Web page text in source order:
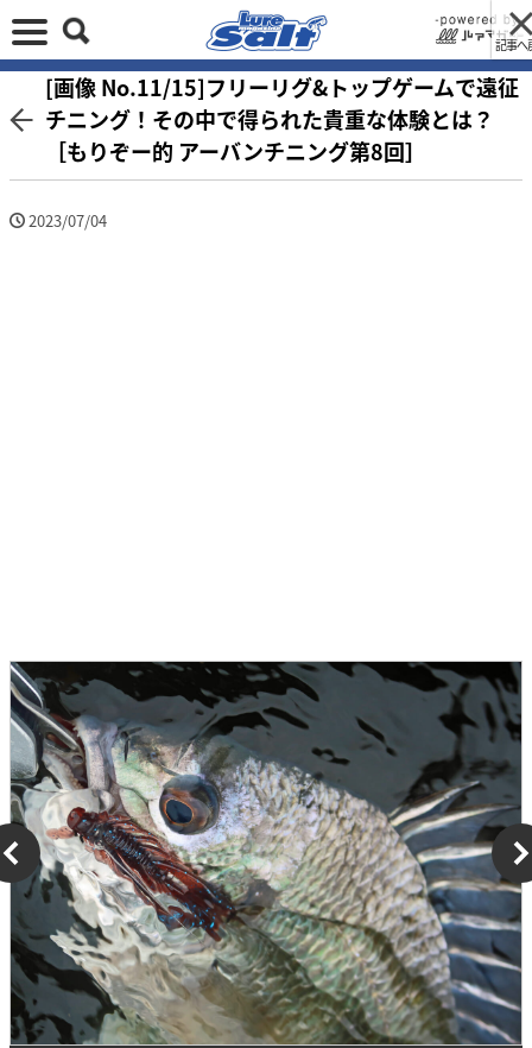
記事へ
[画像 No.11/15]フリーリグ&トップゲームで遠征
チニング！その中で得られた貴重な体験とは？
［もりぞー的 アーバンチニング第8回］
2023/07/04